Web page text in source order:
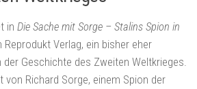
in Die Sache mit Sorge – Stalins Spion in
Reprodukt Verlag, ein bisher eher
Geschichte des Zweiten Weltkrieges.
von Richard Sorge, einem Spion der